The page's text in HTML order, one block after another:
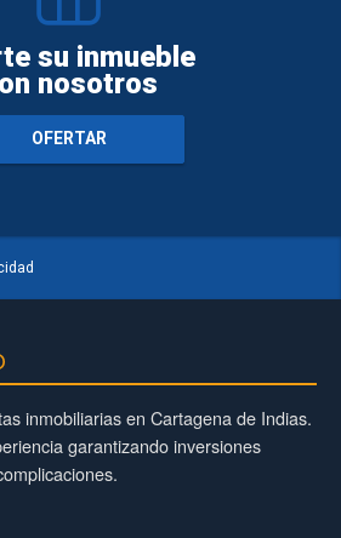
su inmueble
nosotros
OFERTAR
inmobiliarias en Cartagena de Indias.
garantizando inversiones